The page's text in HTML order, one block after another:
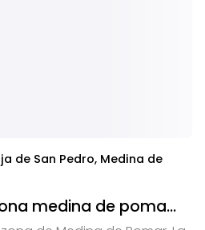
de San Pedro, Medina de
medina de poma...